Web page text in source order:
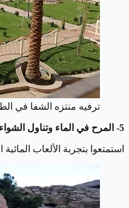
ترفيه منتزه الشفا في
5- المرح في الماء وتناول الشواء
استمتعوا بتجربة الألعاب